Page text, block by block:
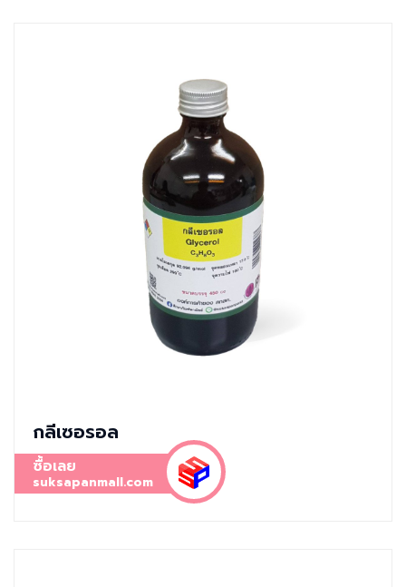
กลีเซอรอล
ซื้อเลย
suksapanmall.com